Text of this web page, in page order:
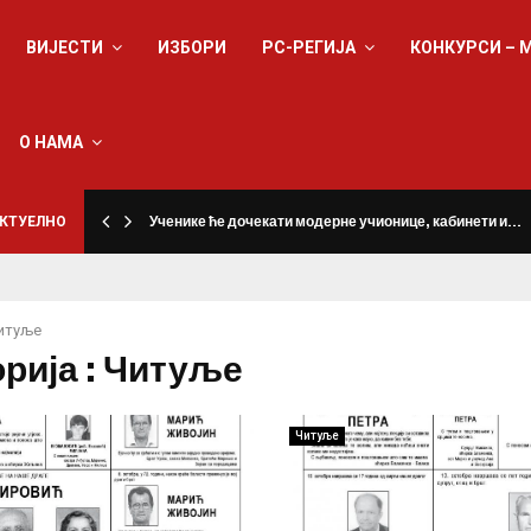
ВИЈЕСТИ ИЗБОРИ РС-РЕГИЈА КОНКУРСИ –
О НАМА
Ученике ће дочекати модерне учионице, кабинети и…
: Читуље
Читуље